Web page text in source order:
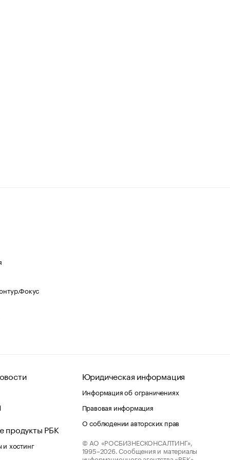
продукты РБК
хостинг
Юридическая информация
Информация об ограничениях
Правовая информация
О соблюдении авторских прав
© АО «РОСБИЗНЕСКОНСАЛТИНГ»,
1995–2026. Сообщения и материалы